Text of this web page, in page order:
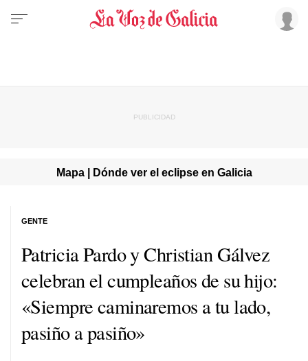
Mapa | Dónde ver el eclipse en Galicia
Patricia Pardo y Christian Gálvez
celebran el cumpleaños de su hijo:
«Siempre caminaremos a tu lado,
pasiño a pasiño»
GENTE